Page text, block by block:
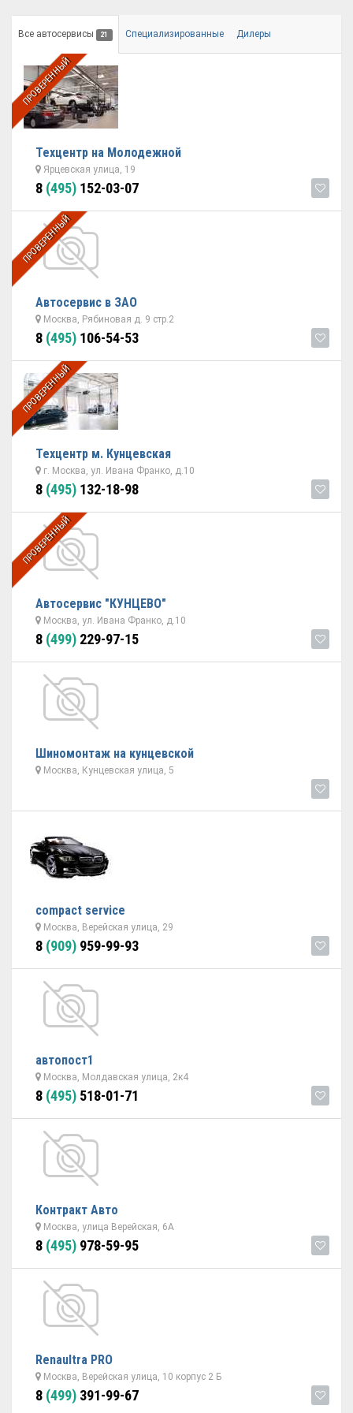
Все автосервисы 21 Специализированные Дилеры
ПРОВЕРЕННЫЙ
Техцентр на Молодежной
Ярцевская улица, 19
8 (495) 152-03-07
ПРОВЕРЕННЫЙ
Автосервис в ЗАО
Москва, Рябиновая д. 9 стр.2
8 (495) 106-54-53
ПРОВЕРЕННЫЙ
Техцентр м. Кунцевская
г. Москва, ул. Ивана Франко, д.10
8 (495) 132-18-98
ПРОВЕРЕННЫЙ
Автосервис "КУНЦЕВО"
Москва, ул. Ивана Франко, д.10
8 (499) 229-97-15
Шиномонтаж на кунцевской
Москва, Кунцевская улица, 5
compact service
Москва, Верейская улица, 29
8 (909) 959-99-93
автопост1
Москва, Молдавская улица, 2к4
8 (495) 518-01-71
Контракт Авто
Москва, улица Верейская, 6А
8 (495) 978-59-95
Renaultra PRO
Москва, Верейская улица, 10 корпус 2 Б
8 (499) 391-99-67